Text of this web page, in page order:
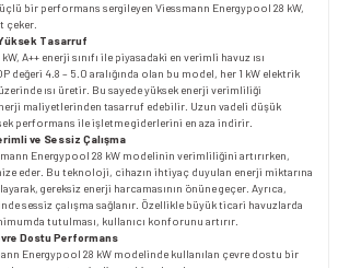
bir performans sergileyen Viessmann Energypool 28 kW,
çeker.
Tasarruf
A++ enerji sınıfı ile piyasadaki en verimli havuz ısı
değeri 4.8 – 5.0 aralığında olan bu model, her 1 kW elektrik
üzerinde ısı üretir. Bu sayede yüksek enerji verimliliği
maliyetlerinden tasarruf edebilir. Uzun vadeli düşük
performans ile işletme giderlerini en aza indirir.
ve Sessiz Çalışma
Energypool 28 kW modelinin verimliliğini artırırken,
eder. Bu teknoloji, cihazın ihtiyaç duyulan enerji miktarına
gereksiz enerji harcamasının önüne geçer. Ayrıca,
sessiz çalışma sağlanır. Özellikle büyük ticari havuzlarda
tutulması, kullanıcı konforunu artırır.
Dostu Performans
Energypool 28 kW modelinde kullanılan çevre dostu bir